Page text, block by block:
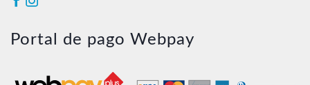
Portal de pago Webpay